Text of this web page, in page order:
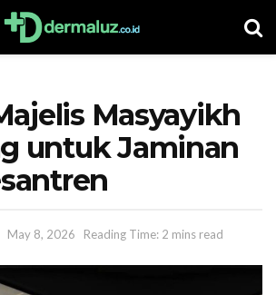
Masyayikh
untuk Jaminan
May 8, 2026 Reading Time: 2 mins read